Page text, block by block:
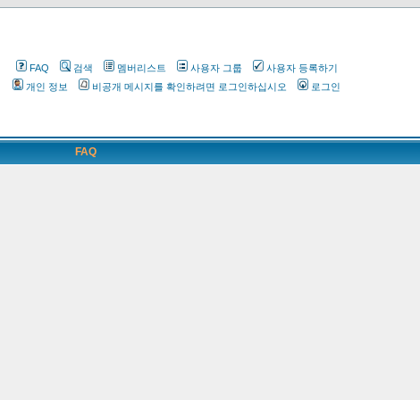
FAQ 검색 멤버리스트 사용자 그룹
사용자 등록하기
개인 정보
비공개 메시지를 확인하려면 로그인하십시오 로그인
FAQ